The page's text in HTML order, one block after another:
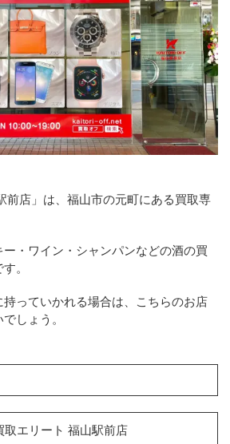
前店」は、福山市の元町にある買取専
・ワイン・シャンパンなどの酒の買
。
っていかれる場合は、こちらのお店
しょう。
取エリート 福山駅前店